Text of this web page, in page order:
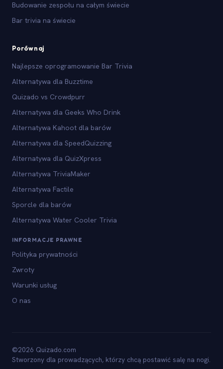
Budowanie zespołu na całym świecie
Bar trivia na świecie
Porównaj
Najlepsze oprogramowanie Bar Trivia
Alternatywa dla Buzztime
Quizado vs Crowdpurr
Alternatywa dla Geeks Who Drink
Alternatywa Kahoot dla barów
Alternatywa dla SpeedQuizzing
Alternatywa dla QuizXpress
Alternatywa TriviaMaker
Alternatywa Factile
Sporcle dla barów
Alternatywa Water Cooler Trivia
INFORMACJE PRAWNE
Polityka prywatności
Zwroty
Warunki usług
O nas
©2026 Quizado.com
Stworzony dla prowadzących, którzy chcą postawić salę na nogi.